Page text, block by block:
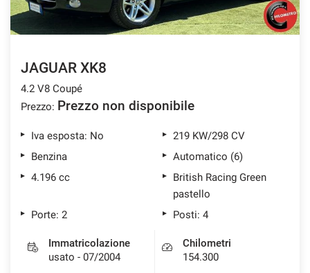
JAGUAR XK8
4.2 V8 Coupé
Prezzo: Prezzo non disponibile
Iva esposta: No
219 KW/298 CV
Benzina
Automatico (6)
4.196 cc
British Racing Green
pastello
Porte: 2
Posti: 4
Immatricolazione
usato - 07/2004
Chilometri
154.300